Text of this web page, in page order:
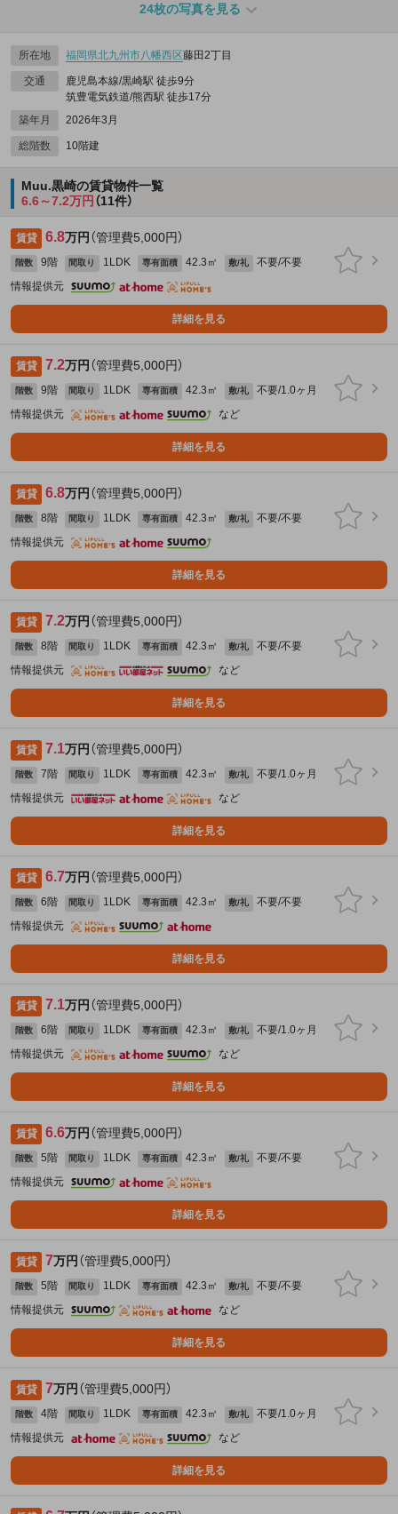
24枚の写真を見る
所在地 福岡県北九州市八幡西区藤田2丁目
交通
鹿児島本線/黒崎駅 徒歩9分
筑豊電気鉄道/熊西駅 徒歩17分
築年月
2026年3月
総階数 10階建
Muu.黒崎の賃貸物件一覧
6.6～7.2万円 （11件）
賃貸 6.8万円 （管理費5,000円）
階数 9階 間取り 1LDK 専有面積 42.3㎡ 敷/礼
不要/不要
情報提供元
詳細を見る
賃貸 7.2万円 （管理費5,000円）
階数 9階 間取り 1LDK 専有面積 42.3㎡ 敷/礼
不要/1.0ヶ月
情報提供元
など
詳細を見る
賃貸 6.8万円 （管理費5,000円）
階数 8階 間取り 1LDK 専有面積 42.3㎡ 敷/礼
不要/不要
情報提供元
詳細を見る
賃貸 7.2万円 （管理費5,000円）
階数 8階 間取り 1LDK 専有面積 42.3㎡ 敷/礼
不要/不要
情報提供元
など
詳細を見る
賃貸 7.1万円 （管理費5,000円）
階数 7階 間取り 1LDK 専有面積 42.3㎡ 敷/礼
不要/1.0ヶ月
情報提供元
など
詳細を見る
賃貸 6.7万円 （管理費5,000円）
階数 6階 間取り 1LDK 専有面積 42.3㎡ 敷/礼
不要/不要
情報提供元
詳細を見る
賃貸 7.1万円 （管理費5,000円）
階数 6階 間取り 1LDK 専有面積 42.3㎡ 敷/礼
不要/1.0ヶ月
情報提供元
など
詳細を見る
賃貸 6.6万円 （管理費5,000円）
階数 5階 間取り 1LDK 専有面積 42.3㎡ 敷/礼
不要/不要
情報提供元
詳細を見る
賃貸 7万円 （管理費5,000円）
階数 5階 間取り 1LDK 専有面積 42.3㎡ 敷/礼
不要/不要
情報提供元
など
詳細を見る
賃貸 7万円 （管理費5,000円）
階数 4階 間取り 1LDK 専有面積 42.3㎡ 敷/礼
不要/1.0ヶ月
情報提供元
など
詳細を見る